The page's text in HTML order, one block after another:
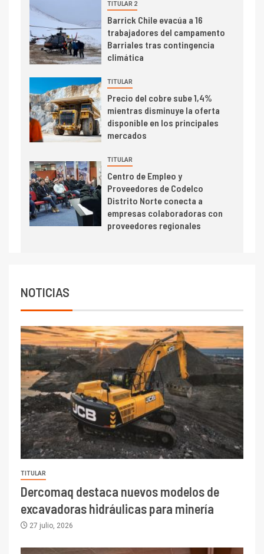
trimestre
I+D
Informe bimensual de
Cochilco: precio del cobre
alcanza máximos por escasez
5 I+D
Estudio revela cómo el precio
del cobre y educación superior
se relacionan en zonas
mineras
6 I+D
BHP proyecta producción de
cobre cercana a 2 millones de
toneladas tras récord en
Escondida
TITULAR 2
Barrick Chile evacúa a 16
trabajadores del campamento
Barriales tras contingencia
climática
TITULAR
Precio del cobre sube 1,4%
mientras disminuye la oferta
disponible en los principales
mercados
TITULAR
Centro de Empleo y
Proveedores de Codelco
Distrito Norte conecta a
empresas colaboradoras con
proveedores regionales
NOTICIAS
TITULAR
Dercomaq destaca nuevos modelos de
excavadoras hidráulicas para minería
27 julio, 2026